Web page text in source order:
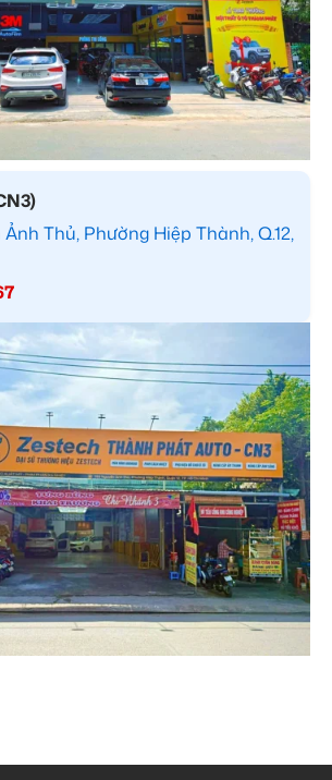
Thủ, Phường Hiệp Thành, Q.12,